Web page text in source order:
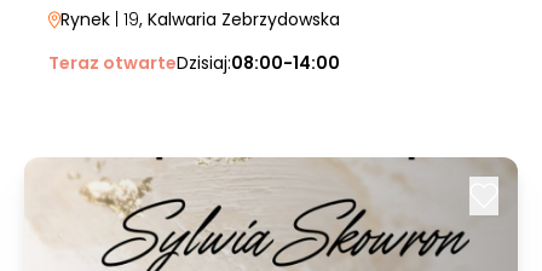
Rynek | 19, Kalwaria Zebrzydowska
Teraz otwarteDzisiaj:08:00-14:00